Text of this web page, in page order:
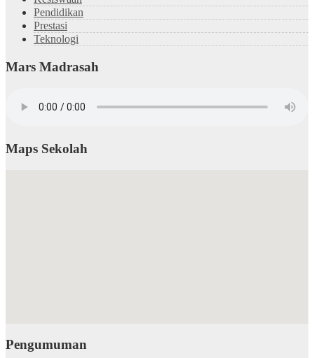
Pendidikan
Prestasi
Teknologi
Mars Madrasah
Maps Sekolah
Pengumuman